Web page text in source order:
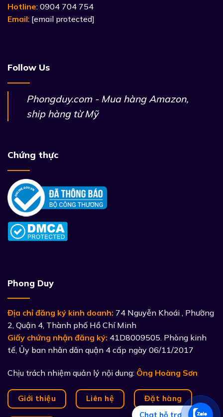
Hotline: 0904 704 754
Email: [email protected]
Follow Us
Phongduy.com - Mua hàng Amazon,
ship hàng từ Mỹ
Chứng thực
Phong Duy
Địa chỉ đăng ký kinh doanh: 74 Nguyễn Khoái , Phường
2, Quận 4, Thành phố Hồ Chí Minh
Giấy chứng nhận đăng ký: 41D8009505. Phòng kinh
tế, Ủy ban nhân dân quận 4 cấp ngày 06/11/2017
Chịu trách nhiệm quản lý nội dung: Ông Hoàng Sơn
Giới thiệu Liên hệ Đặt hàng
Chat hỗ trợ